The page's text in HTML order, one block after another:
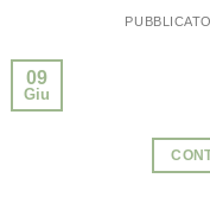
09
Giu